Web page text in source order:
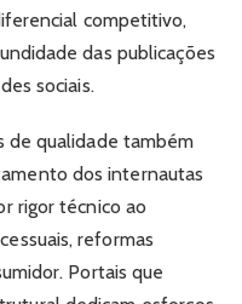
competitivo,
das publicações
sociais.
de qualidade também
dos internautas
rigor técnico ao
reformas
Portais que